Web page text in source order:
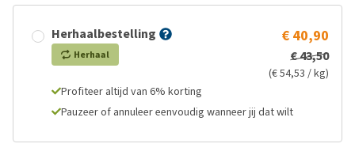
Herhaalbestelling
Herhaal
€ 40,90
€ 43,50
(€ 54,53 / kg)
Profiteer altijd van 6% korting
Pauzeer of annuleer eenvoudig wanneer jij dat wilt